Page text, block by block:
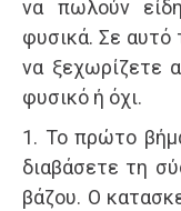
να πωλούν
φυσικά. Σε αυτό
να ξεχωρίζετε
φυσικό ή όχι.
1. Το πρώτο
διαβάσετε τη
βάζου. Ο